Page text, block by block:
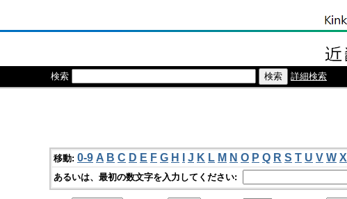
検索 詳細検索
移動: 0-9 A B C D E F G H J K L M N O P Q R S T U V W X
あるいは、最初の数文字を入力してください: